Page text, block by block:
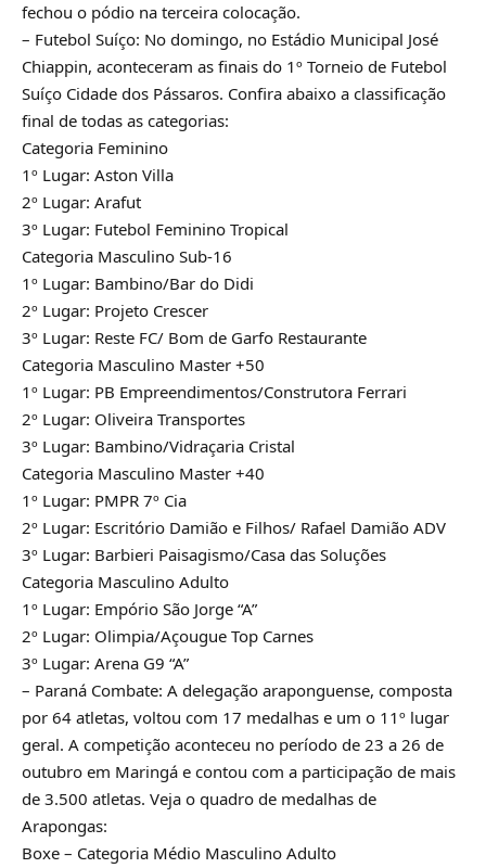
fechou o pódio na terceira colocação.
– Futebol Suíço: No domingo, no Estádio Municipal José
Chiappin, aconteceram as finais do 1º Torneio de Futebol
Suíço Cidade dos Pássaros. Confira abaixo a classificação
final de todas as categorias:
Categoria Feminino
1º Lugar: Aston Villa
2º Lugar: Arafut
3º Lugar: Futebol Feminino Tropical
Categoria Masculino Sub-16
1º Lugar: Bambino/Bar do Didi
2º Lugar: Projeto Crescer
3º Lugar: Reste FC/ Bom de Garfo Restaurante
Categoria Masculino Master +50
1º Lugar: PB Empreendimentos/Construtora Ferrari
2º Lugar: Oliveira Transportes
3º Lugar: Bambino/Vidraçaria Cristal
Categoria Masculino Master +40
1º Lugar: PMPR 7º Cia
2º Lugar: Escritório Damião e Filhos/ Rafael Damião ADV
3º Lugar: Barbieri Paisagismo/Casa das Soluções
Categoria Masculino Adulto
1º Lugar: Empório São Jorge “A”
2º Lugar: Olimpia/Açougue Top Carnes
3º Lugar: Arena G9 “A”
– Paraná Combate: A delegação araponguense, composta
por 64 atletas, voltou com 17 medalhas e um o 11º lugar
geral. A competição aconteceu no período de 23 a 26 de
outubro em Maringá e contou com a participação de mais
de 3.500 atletas. Veja o quadro de medalhas de
Arapongas:
Boxe – Categoria Médio Masculino Adulto